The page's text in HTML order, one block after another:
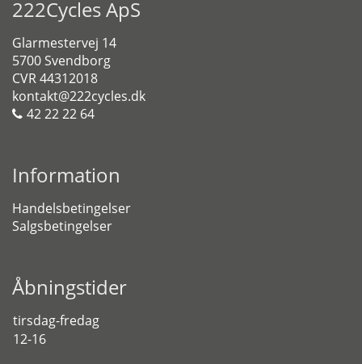
222Cycles ApS
Glarmestervej 14
5700 Svendborg
CVR 44312018
kontakt@222cycles.dk
42 22 22 64
Information
Handelsbetingelser
Salgsbetingelser
Åbningstider
tirsdag-fredag
12-16